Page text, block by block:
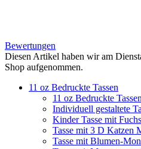
Bewertungen
Diesen Artikel haben wir am
Shop aufgenommen.
11 oz Bedruckte Tassen
11 oz Bedruckte
Individuell gestaltete
Kinder Tasse mit
Tasse mit 3 D Katzen
Tasse mit Blumen-